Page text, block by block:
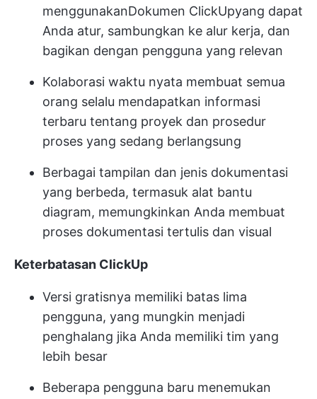
menggunakanDokumen ClickUpyang dapat
Anda atur, sambungkan ke alur kerja, dan
bagikan dengan pengguna yang relevan
Kolaborasi waktu nyata membuat semua
orang selalu mendapatkan informasi
terbaru tentang proyek dan prosedur
proses yang sedang berlangsung
Berbagai tampilan dan jenis dokumentasi
yang berbeda, termasuk alat bantu
diagram, memungkinkan Anda membuat
proses dokumentasi tertulis dan visual
Keterbatasan ClickUp
Versi gratisnya memiliki batas lima
pengguna, yang mungkin menjadi
penghalang jika Anda memiliki tim yang
lebih besar
Beberapa pengguna baru menemukan